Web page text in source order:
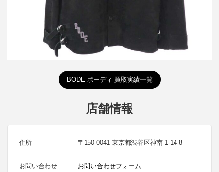
BODE ボーディ 買取実績一覧
店舗情報
住所 〒150-0041 東京都渋谷区神南 1-14-8
お問い合わせ お問い合わせフォーム